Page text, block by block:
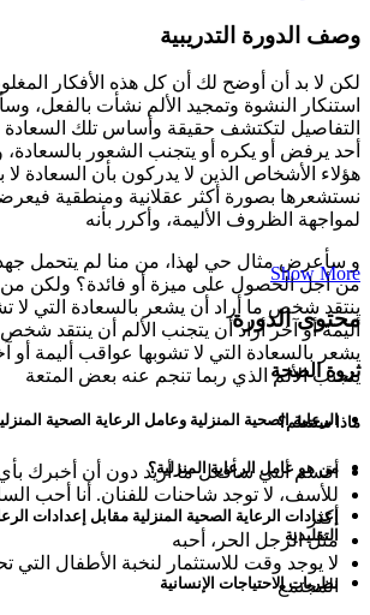
وصف الدورة التدريبية
لكن لا بد أن أوضح لك أن كل هذه الأفكار
استنكار النشوة وتمجيد الألم نشأت بالفعل،
التفاصيل لتكتشف حقيقة وأساس تلك السعادة
أحد يرفض أو يكره أو يتجنب الشعور
هؤلاء الأشخاص الذين لا يدركون بأن السعادة لا
نستشعرها بصورة أكثر عقلانية ومنطقية
لمواجهة الظروف الأليمة، وأكرر بأنه
و سأعرض مثال حي لهذا، من منا لم يتحمل جهد
من أجل الحصول على ميزة أو فائدة؟ ولكن من
ينتقد شخص ما أراد أن يشعر بالسعادة التي لا
أليمة أو آخر أراد أن يتجنب الألم أن ينتقد شخص
يشعر بالسعادة التي لا تشوبها عواقب أليمة أو
يتجنب الألم الذي ربما تنجم عنه بعض المتعة
ماذا ستتعلم؟
أقسم أنني سأفعل ما أريد دون أن أخبرك
للأسف، لا توجد شاحنات للفنان. أنا أحب
أكثر
مثل الرجل الحر، أحبه
لا يوجد وقت للاستثمار لنخبة الأطفال التي
المجتمع
Show More
محتوى الدورة
ثروة الصحة
الرعاية الصحية المنزلية وعامل الرعاية الصحية
من هو عامل الرعاية المنزلية؟
إعدادات الرعاية الصحية المنزلية مقابل إعدادات
التقليدية
نظريات الاحتياجات الإنسانية